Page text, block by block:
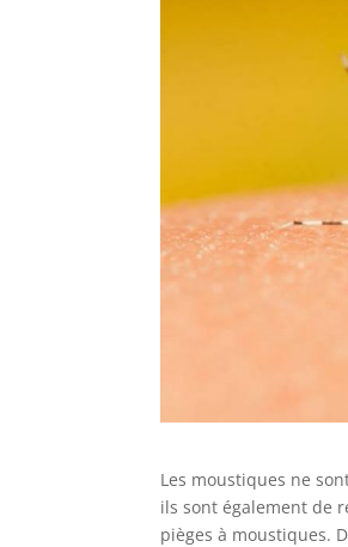
Les moustiques ne
ils sont également de
pièges à moustiques.